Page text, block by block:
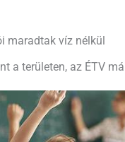
maradtak víz nélkül
a területen, az ÉTV